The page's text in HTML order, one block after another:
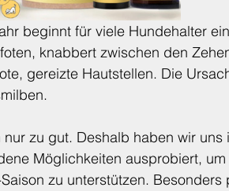
beginnt für viele Hundehalter
knabbert zwischen den
gereizte Hautstellen. Die
zu gut. Deshalb haben wir uns
Möglichkeiten ausprobiert,
zu unterstützen.